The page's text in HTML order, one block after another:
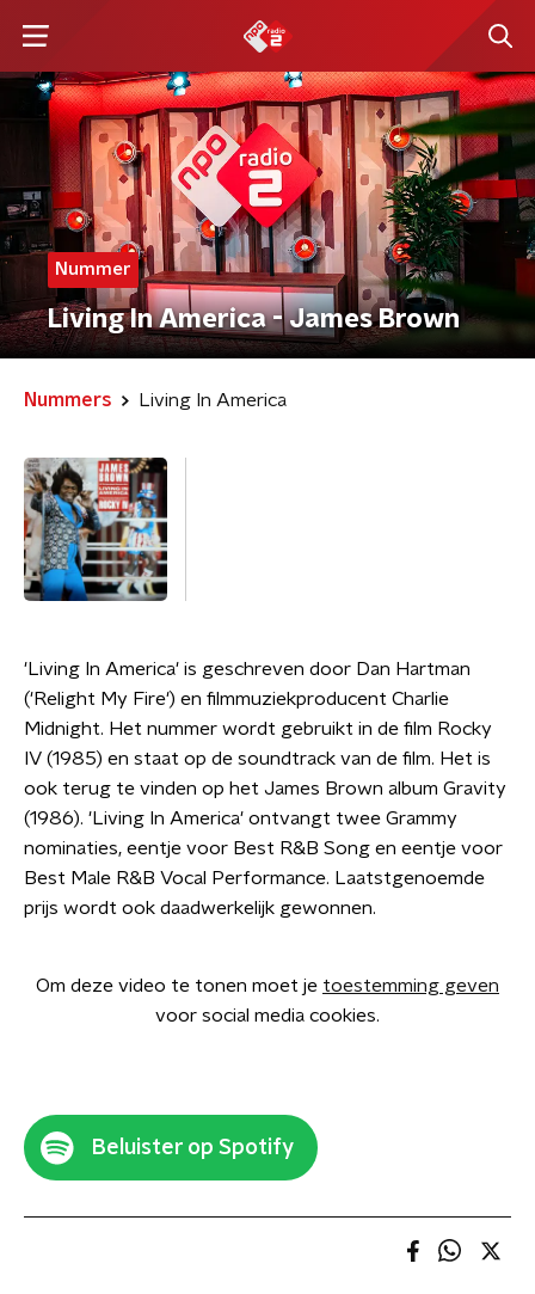
Nummer
Living In America - James Brown
Nummers Living In America
'Living In America' is geschreven door Dan Hartman
('Relight My Fire') en filmmuziekproducent Charlie
Midnight. Het nummer wordt gebruikt in de film Rocky
IV (1985) en staat op de soundtrack van de film. Het is
ook terug te vinden op het James Brown album Gravity
(1986). 'Living In America' ontvangt twee Grammy
nominaties, eentje voor Best R&B Song en eentje voor
Best Male R&B Vocal Performance. Laatstgenoemde
prijs wordt ook daadwerkelijk gewonnen.
Om deze video te tonen moet je toestemming geven
voor social media cookies.
Beluister op Spotify